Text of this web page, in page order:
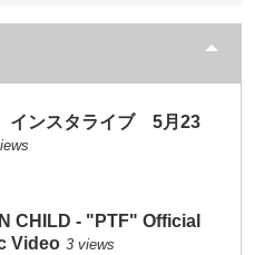
ンスタライブ 5月23
CHILD - "PTF" Official
Video 3 views